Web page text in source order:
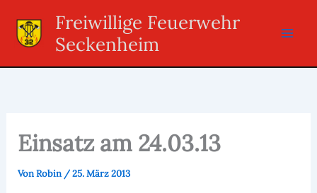
Inhalt
springen
Freiwillige Feuerwehr
Seckenheim
Einsatz am 24.03.13
VonRobin /25. März 2013